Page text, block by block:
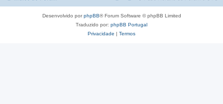
a
Desenvolvido porphpBB® Forum Software © phpBB Limited
Traduzido por: phpBB Portugal
Privacidade | Termos